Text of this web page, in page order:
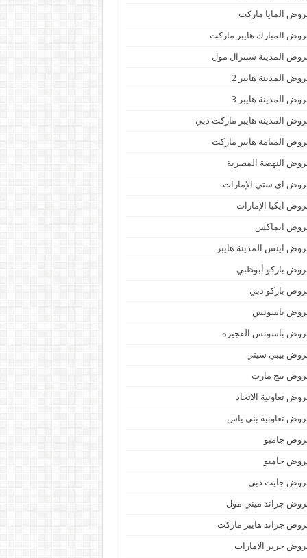
المايا ماركت
المبارك هايبر ماركت
المدينة سنترال مول
المدينة هايبر 2
المدينة هايبر 3
المدينة هايبر ماركت دبي
المنامة هايبر ماركت
النهضة المصرية
اي ستي الإمارات
ايكيا الإمارات
ايماكس
اينس المدينة هايبر
باركو أبوظبي
باركو دبي
باسونس
باسونس الفجيرة
بيبي سيتي
بيج مارت
تعاونية الاتحاد
تعاونية بني ياس
جامبو
جامبو
جايت دبي
جراند ميني مول
جراند هايبر ماركت
جرير الامارات